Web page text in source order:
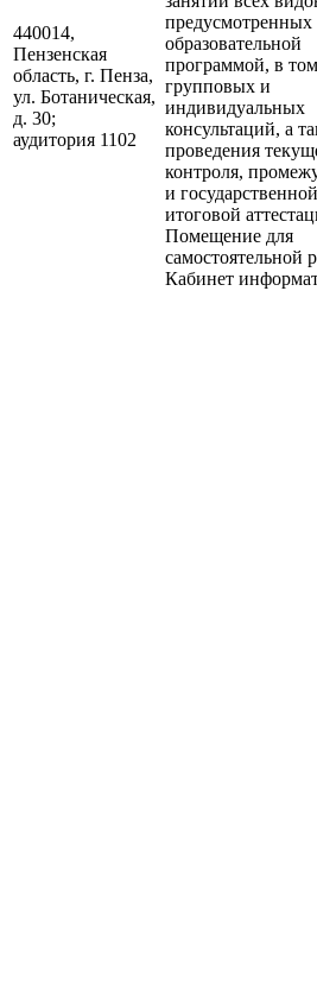
440014,
Пензенская
область, г. Пенза,
ул. Ботаническая,
д. 30;
аудитория 1102
предусмотренных
образовательной
программой, в
групповых и
индивидуальных
консультаций, а
проведения
контроля,
и государственной
итоговой
Помещение для
самостоятельной
Кабинет